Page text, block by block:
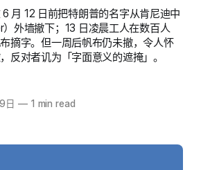
月 12 日前把特朗普的名字从肯尼迪中
外墙撤下；13 日凌晨工人在数百人
布摘字。但一周后帆布仍未撤，令人怀
反对者讥为「字面意义的遮掩」。
日 —1 min read